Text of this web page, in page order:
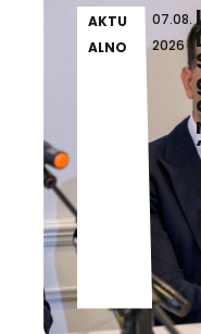
AKTU
ALNO
07.08.
2026